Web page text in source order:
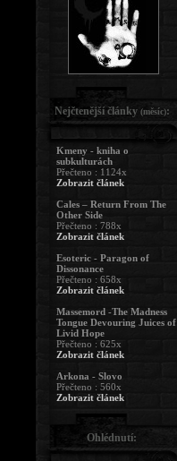
Nejčtenější články (měsíc):
Kmeny - kniha o
subkulturách
Přečteno : 1124x
Zobrazit článek
Cales – Return From The
Other Side
Přečteno : 788x
Zobrazit článek
Esoteric - Paragon of
Dissonance
Přečteno : 658x
Zobrazit článek
Massemord -The Madness
Tongue Devouring Juices of
Livid Hope
Přečteno : 625x
Zobrazit článek
Arkona - Slovo
Přečteno : 560x
Zobrazit článek
Ohlédnutí: